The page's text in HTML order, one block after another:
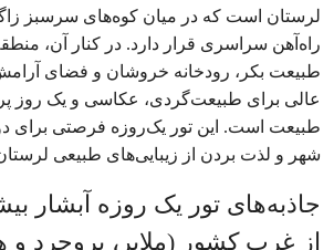
لرستان است که در میان کوه‌های سرسبز
راه‌آهن سراسری قرار دارد. در کنار آن،
طبیعت بکر، رودخانه خروشان و فضای
عالی برای طبیعت‌گردی، عکاسی و یک روز
طبیعت است. این تور یک‌روزه فرصتی برای
شهر و لذت بردن از زیبایی‌های طبیعی
جاذبه‌های تور یک روزه آبشار
از غرب کشور (ملایر، بروجرد و